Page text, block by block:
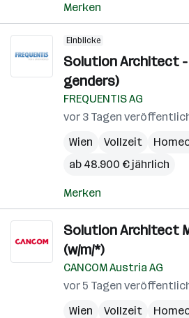
Merken
Einblicke
Solution Architect -
genders)
FREQUENTIS AG
vor 3 Tagen
Wien
Vollzeit
ab 48.900 € jährlich
Merken
Solution Architect
(w/m/*)
CANCOM Austria AG
vor 5 Tagen
Wien
Vollzeit